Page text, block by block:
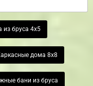
из бруса 4х5
дома 8х8
бани из бруса